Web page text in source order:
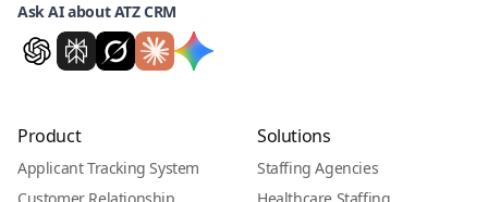
Ask AI about ATZ CRM
Product
Applicant Tracking System
Solutions
Staffing Agencies